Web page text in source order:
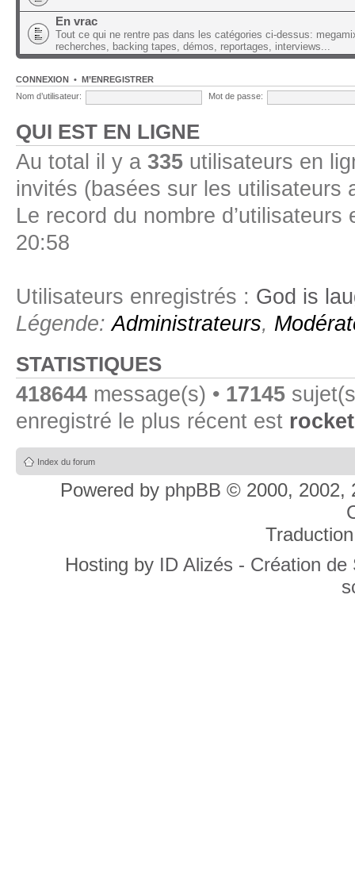
En vrac
Tout ce qui ne rentre pas dans les catégories ci-dessus:
recherches, backing tapes, démos, reportages, interviews...
CONNEXION • M’ENREGISTRER
Nom d’utilisateur:
Mot de passe:
QUI EST EN LIGNE
Au total il y a 335 utilisateurs en
invités (basées sur les utilisateurs
Le record du nombre
20:58
Utilisateurs enregistrés : God is
Légende:Administrateurs,
STATISTIQUES
418644 message(s) • 17145
enregistré le plus récent est
Index du forum
Powered by phpBB © 2000, 2002,
Hosting by ID Alizés - Création